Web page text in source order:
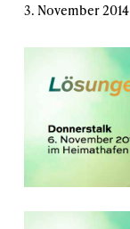
3. November 2014